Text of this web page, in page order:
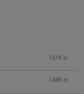
13,19 zł
14,99 zł